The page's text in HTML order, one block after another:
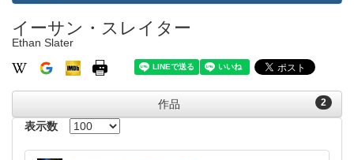
イーサン・スレイター
Ethan Slater
2
作品
表示数